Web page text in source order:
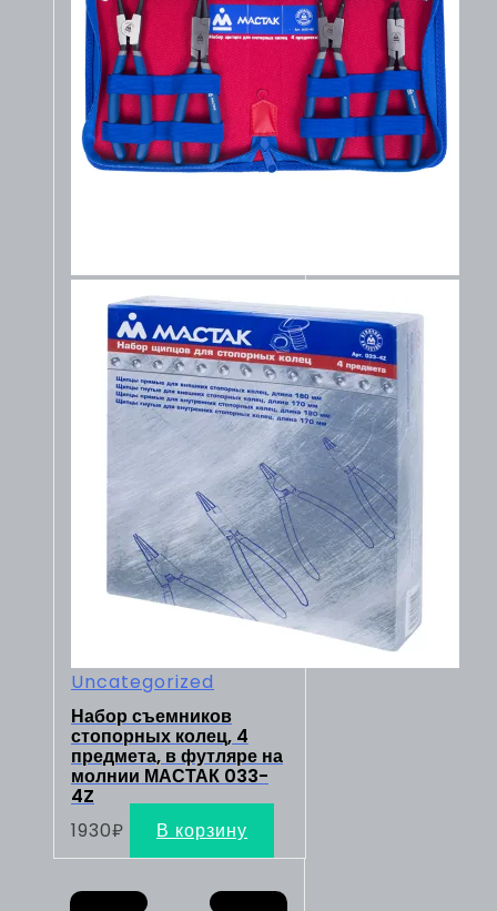
Uncategorized
Набор съемников
стопорных колец, 4
предмета, в футляре на
молнии МАСТАК 033-
4Z
1930₽ В корзину